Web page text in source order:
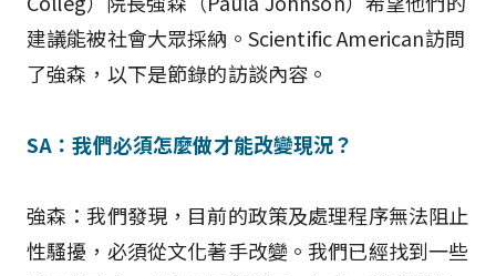
建議能被社會大眾採納。Scientific American訪問
了強森，以下是節錄的訪談內容。
SA：我們必須怎麼做才能改變現況？
強森：我們發現，目前的政策及處理程序無法阻止
性騷擾，必須從文化著手改變。我們已經找到一些